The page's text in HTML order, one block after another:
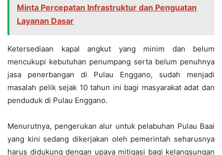
Minta Percepatan Infrastruktur dan Penguatan
Layanan Dasar
Ketersediaan kapal angkut yang minim dan belum
mencukupi kebutuhan penumpang serta belum penuhnya
jasa penerbangan di Pulau Enggano, sudah menjadi
masalah pelik sejak 10 tahun ini bagi masyarakat adat dan
penduduk di Pulau Enggano.
Menurutnya, pengerukan alur untuk pelabuhan Pulau Baai
yang kini sedang dikerjakan oleh pemerintah seharusnya
harus didukung dengan upaya mitigasi bagi kelangsungan